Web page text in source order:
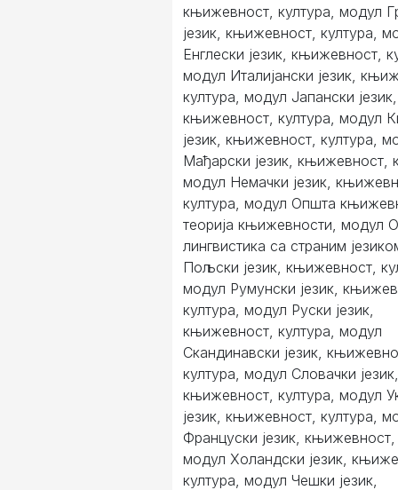
књижевност, култура, модул
језик, књижевност, култура,
Енглески језик, књижевност,
модул Италијански језик,
култура, модул Јапански језик,
књижевност, култура, модул
језик, књижевност, култура,
Мађарски језик, књижевност,
модул Немачки језик,
култура, модул Општа
теорија књижевности, модул
лингвистика са страним
Пољски језик, књижевност,
модул Румунски језик,
култура, модул Руски језик,
књижевност, култура, модул
Скандинавски језик,
култура, модул Словачки језик,
књижевност, култура, модул
језик, књижевност, култура,
Француски језик, књижевност,
модул Холандски језик,
култура, модул Чешки језик,